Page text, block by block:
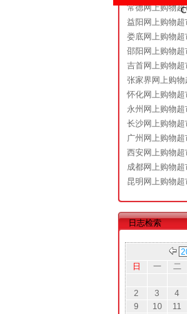
常德网上购物超
益阳网上购物超
娄底网上购物超
邵阳网上购物超
吉首网上购物超
张家界网上购物
怀化网上购物超
永州网上购物超
长沙网上购物超
广州网上购物超
西安网上购物超
成都网上购物超
昆明网上购物超
日志检索
日 一 二
2
3 4
9
10 11